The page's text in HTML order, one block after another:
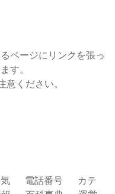
ページにリンクを張っ
す。
ください。
電話番号
カテ